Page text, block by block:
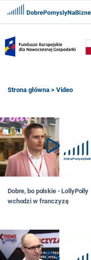
FRANCZYZY
Strona główna > Video
Dobre, bo polskie - LollyPolly
wchodzi w franczyzę